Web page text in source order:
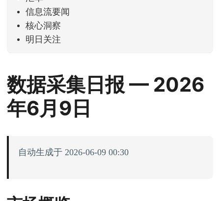
信息流要闻
核心洞察
明日关注
数据采集日报 — 2026
年6月9日
自动生成于 2026-06-09 00:30